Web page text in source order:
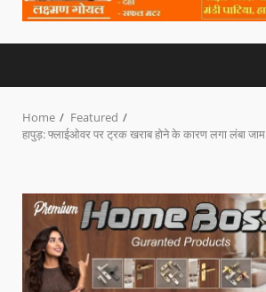
Home
Featured
हापुड़: फ्लाईओवर पर ट्रक खराब होने के कारण लगा लंबा जाम